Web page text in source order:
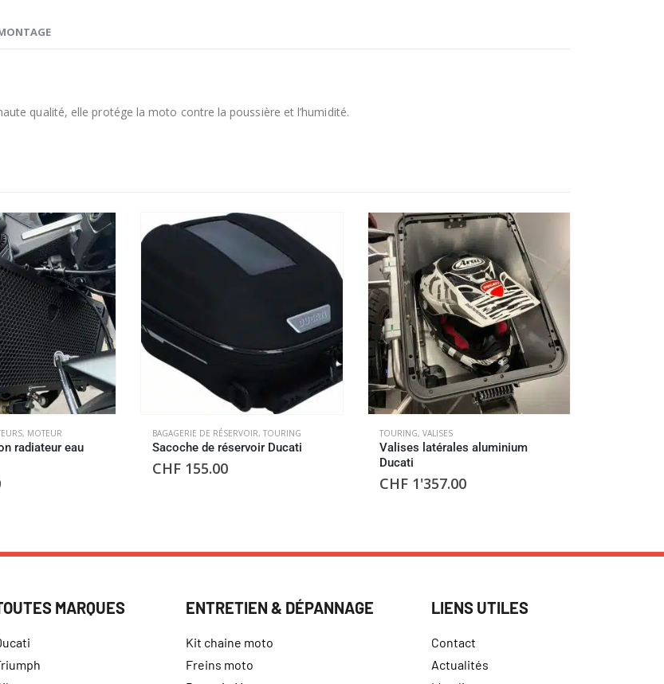
qualité, elle protége la moto contre la poussière et l’humidité.
, MOTEUR
radiateur eau
BAGAGERIE DE RÉSERVOIR, TOURING
Sacoche de réservoir Ducati
CHF 155.00
TOURING, VALISES
Valises latérales aluminium
Ducati
CHF 1'357.00
MARQUES ENTRETIEN & DÉPANNAGE
Kit chaine moto
Freins moto
LIENS UTILES
Contact
Actualités